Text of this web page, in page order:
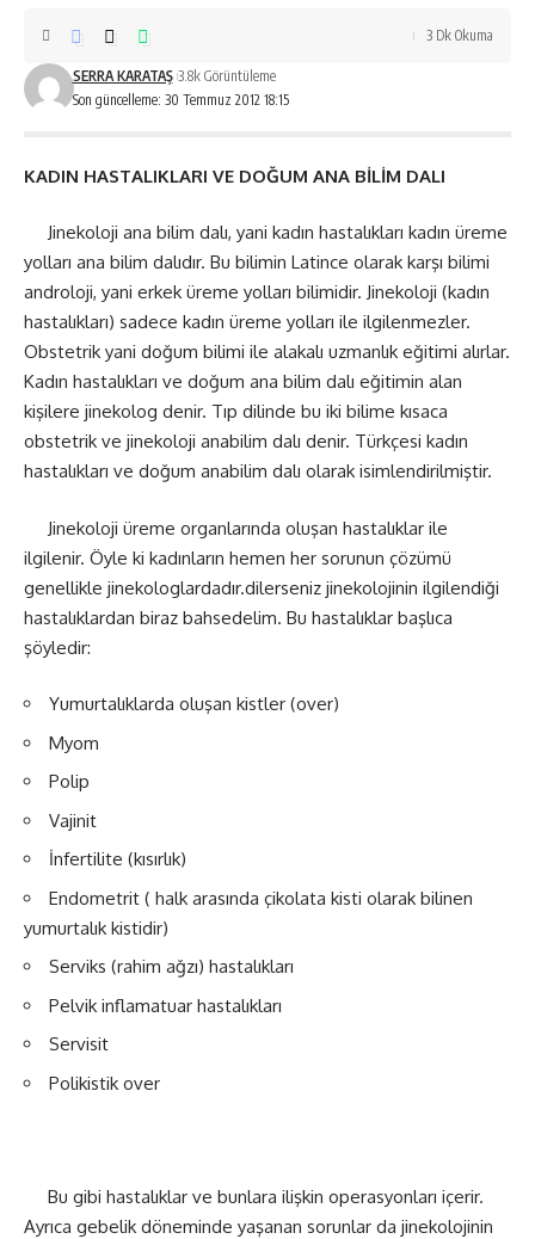
Son güncelleme: 30 Temmuz 2012 18:15
SERRA KARATAŞ 3.8k Görüntüleme
3 Dk Okuma
KADIN HASTALIKLARI VE DOĞUM ANA BİLİM DALI
Jinekoloji ana bilim dalı, yani kadın hastalıkları kadın üreme
yolları ana bilim dalıdır. Bu bilimin Latince olarak karşı bilimi
androloji, yani erkek üreme yolları bilimidir. Jinekoloji (kadın
hastalıkları) sadece kadın üreme yolları ile ilgilenmezler.
Obstetrik yani doğum bilimi ile alakalı uzmanlık eğitimi alırlar.
Kadın hastalıkları ve doğum ana bilim dalı eğitimin alan
kişilere jinekolog denir. Tıp dilinde bu iki bilime kısaca
obstetrik ve jinekoloji anabilim dalı denir. Türkçesi kadın
hastalıkları ve doğum anabilim dalı olarak isimlendirilmiştir.
Jinekoloji üreme organlarında oluşan hastalıklar ile
ilgilenir. Öyle ki kadınların hemen her sorunun çözümü
genellikle jinekologlardadır.dilerseniz jinekolojinin ilgilendiği
hastalıklardan biraz bahsedelim. Bu hastalıklar başlıca
şöyledir:
Yumurtalıklarda oluşan kistler (over)
Myom
Polip
Vajinit
İnfertilite (kısırlık)
Endometrit ( halk arasında çikolata kisti olarak bilinen
yumurtalık kistidir)
Serviks (rahim ağzı) hastalıkları
Pelvik inflamatuar hastalıkları
Servisit
Polikistik over
Bu gibi hastalıklar ve bunlara ilişkin operasyonları içerir.
Ayrıca gebelik döneminde yaşanan sorunlar da jinekolojinin